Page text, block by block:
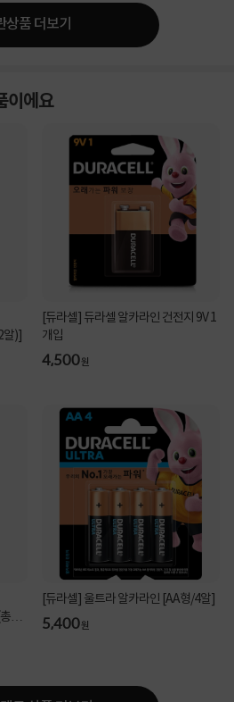
상품 더보기
이에요
2알)]
[듀라셀] 듀라셀 알카라인 건전지 9V 1
개입
4,500원
40
[듀라셀] 울트라 알카라인 [AA형/4알]
5,400원